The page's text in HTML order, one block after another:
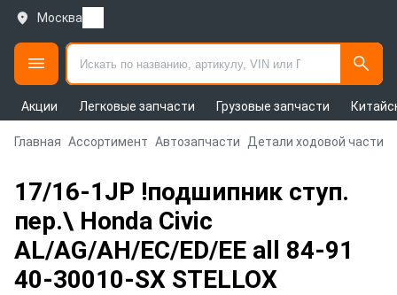
Москва
Акции Легковые запчасти Грузовые запчасти
Главная Ассортимент Автозапчасти Детали ходовой части и
17/16-1JP !подшипник ступ.
пер.\ Honda Civic
AL/AG/AH/EC/ED/EE all 84-91
40-30010-SX STELLOX